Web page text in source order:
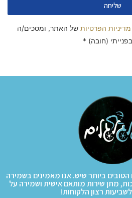
שליחה
מדיניות הפרטיות של האתר, ומסכים/ה
(חובה) *
ביותר שיש. אנו מאמינים בשמירה
מתן שירות מותאם אישית ושמירה על
רצון הלקוחות!